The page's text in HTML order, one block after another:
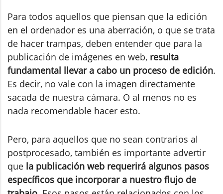
Para todos aquellos que piensan que la edición
en el ordenador es una aberración, o que se trata
de hacer trampas, deben entender que para la
publicación de imágenes en web, resulta
fundamental llevar a cabo un proceso de edición.
Es decir, no vale con la imagen directamente
sacada de nuestra cámara. O al menos no es
nada recomendable hacer esto.
Pero, para aquellos que no sean contrarios al
postprocesado, también es importante advertir
que la publicación web requerirá algunos pasos
específicos que incorporar a nuestro flujo de